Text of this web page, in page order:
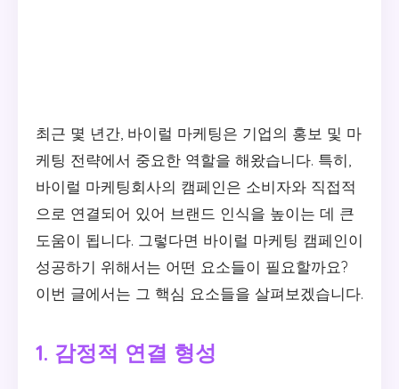
최근 몇 년간, 바이럴 마케팅은 기업의 홍보 및 마
케팅 전략에서 중요한 역할을 해왔습니다. 특히,
바이럴 마케팅회사의 캠페인은 소비자와 직접적
으로 연결되어 있어 브랜드 인식을 높이는 데 큰
도움이 됩니다. 그렇다면 바이럴 마케팅 캠페인이
성공하기 위해서는 어떤 요소들이 필요할까요?
이번 글에서는 그 핵심 요소들을 살펴보겠습니다.
1. 감정적 연결 형성